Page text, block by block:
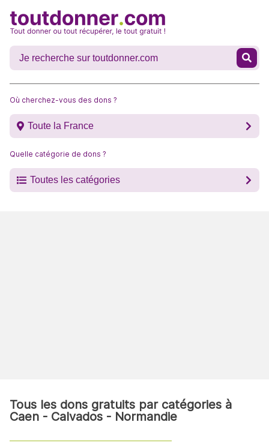
Où cherchez-vous des dons ?
Toute la France
Quelle catégorie de dons ?
Toutes les catégories
Tous les dons gratuits par catégories à
Caen - Calvados - Normandie